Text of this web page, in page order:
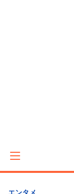
エンタメ